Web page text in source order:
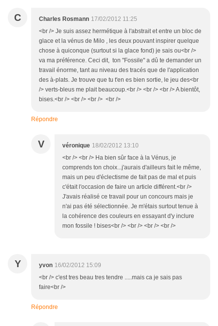
C Charles Rosmann 17/02/2012 11:25
<br /> Je suis assez hermétique à l'abstrait et entre un bloc de
glace et la vénus de Milo , les deux pouvant inspirer quelque
chose à quiconque (surtout si la glace fond) je sais ou<br />
va ma préférence. Ceci dit, ton "Fossile" a dû te demander un
travail énorme, tant au niveau des tracés que de l'application
des à-plats. Je trouve que tu t'en es bien sortie, le jeu des<br
/> verts-bleus me plait beaucoup.<br /> <br /> <br /> A bientôt,
bises.<br /> <br /> <br /> <br />
Répondre
V véronique 18/02/2012 13:10
<br /> <br /> Ha bien sûr face à la Vénus, je
comprends ton choix...j'aurais d'ailleurs fait le même,
mais un peu d'éclectisme de fait pas de mal et puis
c'était l'occasion de faire un article différent.<br />
J'avais réalisé ce travail pour un concours mais je
n'ai pas été sélectionnée. Je m'étais surtout tenue à
la cohérence des couleurs en essayant d'y inclure
mon fossile ! bises<br /> <br /> <br /> <br />
Y yvon 16/02/2012 15:09
<br /> c'est tres beau tres tendre .....mais ca je sais pas
faire<br />
Répondre